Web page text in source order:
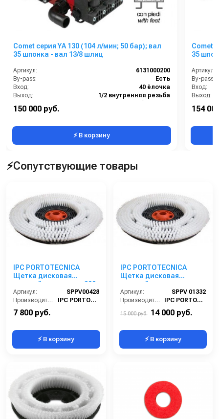
Comet серия YA 130 (104 л/мин; 50 бар); вал
35 шпонка - вал 13/8 шлиц
Артикул:
6131000200
By-pass:
Есть
Вход:
40 ёлочка
Выход:
1/2 внутренняя резьба
150 000 руб.
⚡ В корзину
Comet
35
Артикул:
By-pass:
Вход:
Выход:
154
⚡Сопутствующие товары
IPC PORTOTECNICA
Щетка дисковая
средней жесткости, 300
мм
Артикул:
SPPV00428
Производитель:
IPC PORTOTECNICA
7 800 руб.
⚡ В корзину
IPC PORTOTECNICA
Щетка дисковая
средней жесткости,
500мм.
Артикул:
SPPV 01332
Производитель:
IPC PORTOTECNICA
15 000 руб. 14 000 руб.
⚡ В корзину